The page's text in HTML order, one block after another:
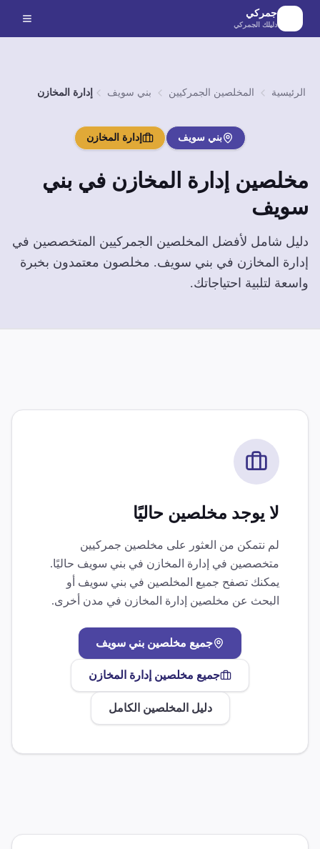
الانتقال إلى المحتوى الرئيسي
جمركي
دليلك الجمركي
الرئيسية المخلصين الجمركيين بني سويف إدارة المخازن
بني سويف إدارة المخازن
مخلصين إدارة المخازن في بني
سويف
دليل شامل لأفضل المخلصين الجمركيين المتخصصين في
إدارة المخازن في بني سويف. مخلصون معتمدون بخبرة
واسعة لتلبية احتياجاتك.
لا يوجد مخلصين حاليًا
لم نتمكن من العثور على مخلصين جمركيين
متخصصين في إدارة المخازن في بني سويف حاليًا.
يمكنك تصفح جميع المخلصين في بني سويف أو
البحث عن مخلصين إدارة المخازن في مدن أخرى.
جميع مخلصين بني سويف
جميع مخلصين إدارة المخازن
دليل المخلصين الكامل